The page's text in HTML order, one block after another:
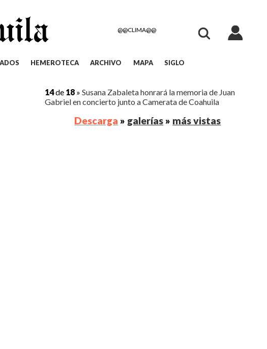
@@CLIMA@@
HEMEROTECA ARCHIVO MAPA
SIGLO
14de 18» Susana Zabaleta honrará la memoria de Juan
Gabriel en concierto junto a Camerata de Coahuila
Descarga » galerías » más vistas